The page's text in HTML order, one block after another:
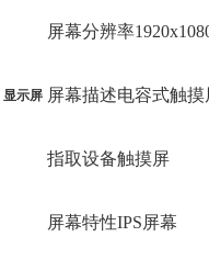
显示屏
屏幕分辨率
屏幕描述电容式触
指取设备触摸屏
屏幕特性IPS屏幕